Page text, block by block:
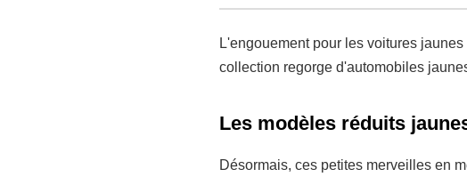
L'engouement pour les voitures
collection regorge d'automobiles
Les modèles réduits
Désormais, ces petites merveilles en